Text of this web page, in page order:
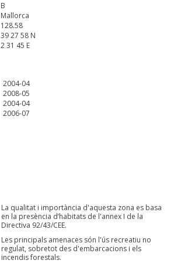
B
Mallorca
128.58
39 27 58 N
2 31 45 E
2004-04
2008-05
2004-04
2006-07
La qualitat i importància d'aquesta zona es basa
en la presència d’habitats de l'annex I de la
Directiva 92/43/CEE.
Les principals amenaces són l'ús recreatiu no
regulat, sobretot des d'embarcacions i els
incendis forestals.